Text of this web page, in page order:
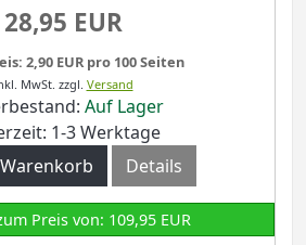
28,95 EUR
2,90 EUR pro 100 Seiten
MwSt. zzgl. Versand
Auf Lager
1-3 Werktage
Details
Preis von: 109,95 EUR